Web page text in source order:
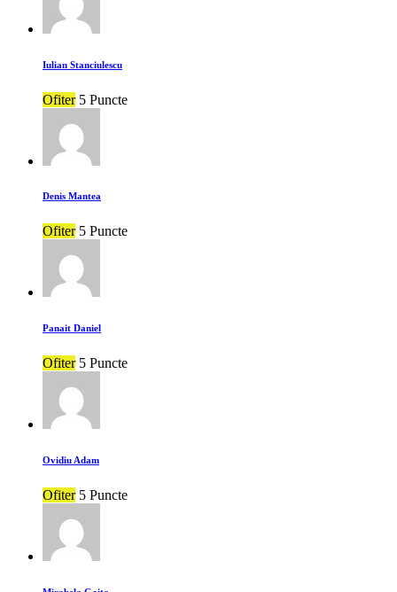
Iulian Stanciulescu
Ofiter 5 Puncte
Denis Mantea
Ofiter 5 Puncte
Panait Daniel
Ofiter 5 Puncte
Ovidiu Adam
Ofiter 5 Puncte